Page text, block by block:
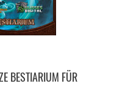
BESTIARIUM FÜR